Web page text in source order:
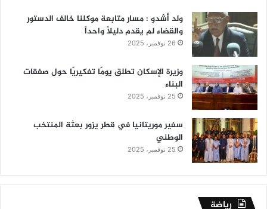
ولد أشدو : مسار متابعة موكلنا خالف الدستور
والقضاء لم يقدم دليلاً واحداً
26 نوفمبر، 2025
وزيرة الإسكان تطلق يومًا تفكيريًا حول صفقات
البناء
25 نوفمبر، 2025
سفير موريتانيا في قطر يزور بعثة المنتخب
الوطني
25 نوفمبر، 2025
رياضة